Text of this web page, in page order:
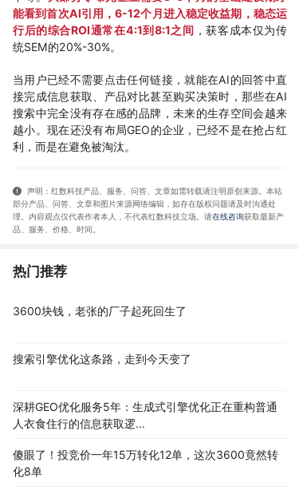
能看到首次AI引用，6-12个月进入稳定收益期，稳态运
行后的综合ROI通常在4:1到8:1之间 ，获客成本仅为传
统SEM的20%-30%。
当用户已经不需要点击任何链接，就能在AI的回答中直
接完成信息获取、产品对比甚至购买决策时，那些在AI
搜索中完全没有存在感的品牌，未来的生存空间会越来
越小。现在还没有布局GEO的企业，已经不是在抢占红
利，而是在避免被淘汰。
声明：红数科技产品、服务、问答、文章如需转载请注明原创来源。本站
部分产品、问答 、文章和图片来源网络编辑，如存在版权问题请及时沟通处
理。内容观点仅代表作者本人，不代表红数科技立场。请在线咨询获取最新产
品、服务、价格、时间
热门推荐
3600块钱，老张的厂子起死回生了
搜索引擎优化这条路，走到今天变了
深耕GEO优化服务5年：生成式引擎优化正在重构普通
人衣食住行的信息获取逻...
傻眼了！投竞价一年15万转化12单，这次3600竟然转
化8单